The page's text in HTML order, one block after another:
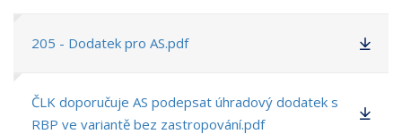
205 - Dodatek pro AS.pdf
ČLK doporučuje AS podepsat úhradový dodatek s
RBP ve variantě bez zastropování.pdf